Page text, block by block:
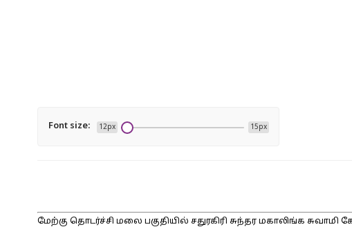
Font size: 12px 15px
மேற்கு தொடர்ச்சி மலை பகுதியில் சதுரகிரி சுந்தர மகாலிங்க